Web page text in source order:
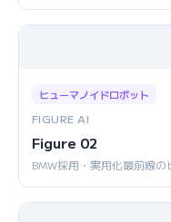
ヒューマノイドロボット
FIGURE AI
Figure 02
BMW採用・実用化最前線